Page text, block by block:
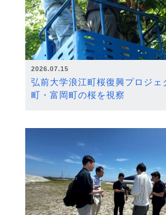
2026.07.15
弘前大学浪江町桜復興プロジ
町・富岡町の桜を視察